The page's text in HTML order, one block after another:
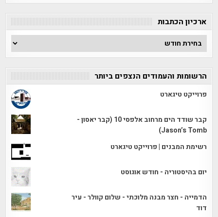
ארכיון הכתבות
ארכיון
הכתבות
הרשומות והעמודים הנצפים ביותר
פרוייקט טיגארט
קבר שודד הים מרחוב אלפסי 10 (קבר יאסון -
Jason’s Tomb)
רשימת המבנים | פרוייקט טיגארט
יום בהיסטוריה - חודש אוגוסט
הדמייה - חצר מבנה מלוכתי - שלום קוולר - עיר
דוד